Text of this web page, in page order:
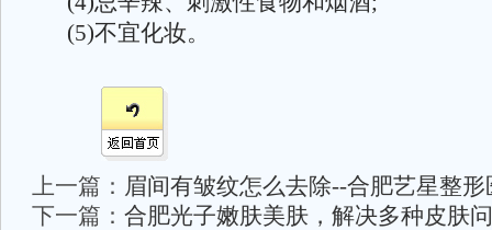
(5)不宜化妆。
上一篇： 眉间有皱纹怎么去除--合肥艺星整形
下一篇： 合肥光子嫩肤美肤，解决多种皮肤